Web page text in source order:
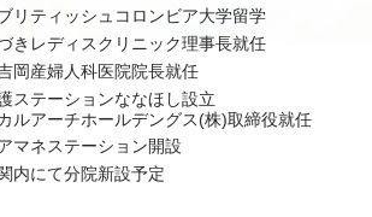
リティッシュコロンビア大学留学
きレディスクリニック理事長就任
岡産婦人科医院院長就任
ステーションななほし設立
ルアーチホールデングス(株)取締役就任
マネステーション開設
内にて分院新設予定